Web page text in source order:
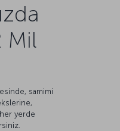
Mil
samimi
yerde